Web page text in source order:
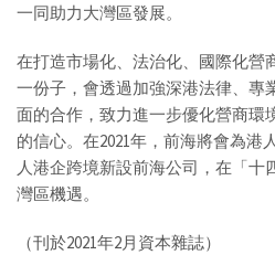
一同助力大灣區發展。
在打造市場化、法治化、國際化營
一份子，會透過加強深港法律、專
面的合作，致力進一步優化營商環
的信心。在2021年，前海將會為港
人港企跨境新設前海公司，在「十
灣區機遇。
（刊於2021年2月資本雜誌）